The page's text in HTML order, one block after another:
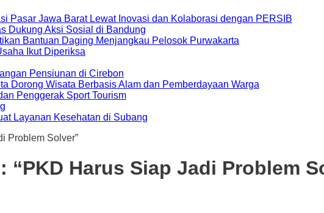
Pasar Jawa Barat Lewat Inovasi dan Kolaborasi dengan PERSIB
Dukung Aksi Sosial di Bandung
Bantuan Daging Menjangkau Pelosok Purwakarta
Ikut Diperiksa
Pensiunan di Cirebon
Dorong Wisata Berbasis Alam dan Pemberdayaan Warga
Penggerak Sport Tourism
Layanan Kesehatan di Subang
Problem Solver”
“PKD Harus Siap Jadi Problem